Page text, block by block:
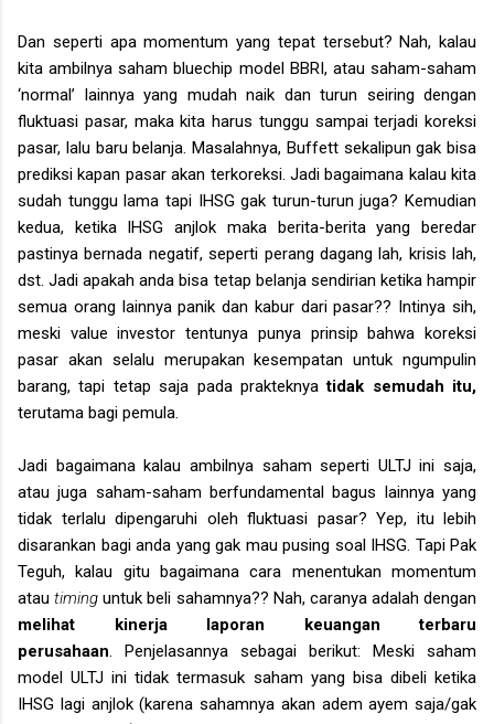
Dan seperti apa momentum yang tepat tersebut? Nah, kalau
kita ambilnya saham bluechip model BBRI, atau saham-saham
‘normal’ lainnya yang mudah naik dan turun seiring dengan
fluktuasi pasar, maka kita harus tunggu sampai terjadi koreksi
pasar, lalu baru belanja. Masalahnya, Buffett sekalipun gak bisa
prediksi kapan pasar akan terkoreksi. Jadi bagaimana kalau kita
sudah tunggu lama tapi IHSG gak turun-turun juga? Kemudian
kedua, ketika IHSG anjlok maka berita-berita yang beredar
pastinya bernada negatif, seperti perang dagang lah, krisis lah,
dst. Jadi apakah anda bisa tetap belanja sendirian ketika hampir
semua orang lainnya panik dan kabur dari pasar?? Intinya sih,
meski value investor tentunya punya prinsip bahwa koreksi
pasar akan selalu merupakan kesempatan untuk ngumpulin
barang, tapi tetap saja pada prakteknyatidak semudah itu,
terutama bagi pemula.
Jadi bagaimana kalau ambilnya saham seperti ULTJ ini saja,
atau juga saham-saham berfundamental bagus lainnya yang
tidak terlalu dipengaruhi oleh fluktuasi pasar? Yep, itu lebih
disarankan bagi anda yang gak mau pusing soal IHSG. Tapi Pak
Teguh, kalau gitu bagaimana cara menentukan momentum
atautiming untuk beli sahamnya?? Nah, caranya adalah dengan
melihat kinerja laporan keuangan terbaru
perusahaan
Penjelasannya sebagai berikut: Meski saham
model ULTJ ini tidak termasuk saham yang bisa dibeli ketika
IHSG lagi anjlok (karena sahamnya akan adem ayem saja/gak